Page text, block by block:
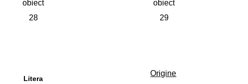
28
Litera
29
Origine